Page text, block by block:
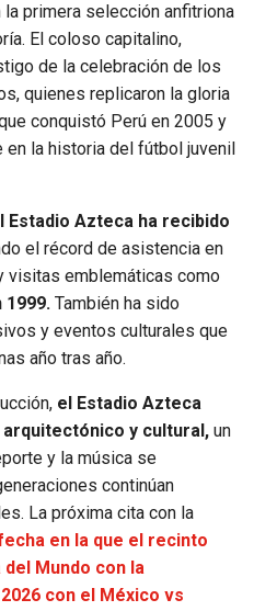
primera selección anfitriona
El coloso capitalino,
de la celebración de los
quienes replicaron la gloria
conquistó Perú en 2005 y
en la historia del fútbol juvenil
Estadio Azteca ha recibido
el récord de asistencia en
visitas emblemáticas como
1999. También ha sido
y eventos culturales que
año tras año.
el Estadio Azteca
y cultural, un
y la música se
continúan
La próxima cita con la
en la que el recinto
Mundo con la
con el México vs